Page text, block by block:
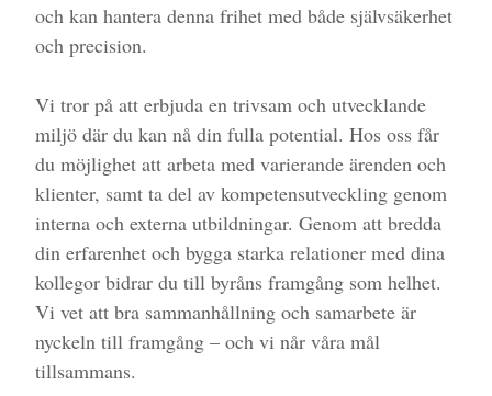
och kan hantera denna frihet med både självsäkerhet
och precision.
Vi tror på att erbjuda en trivsam och utvecklande
miljö där du kan nå din fulla potential. Hos oss får
du möjlighet att arbeta med varierande ärenden och
klienter, samt ta del av kompetensutveckling genom
interna och externa utbildningar. Genom att bredda
din erfarenhet och bygga starka relationer med dina
kollegor bidrar du till byråns framgång som helhet.
Vi vet att bra sammanhållning och samarbete är
nyckeln till framgång – och vi når våra mål
tillsammans.